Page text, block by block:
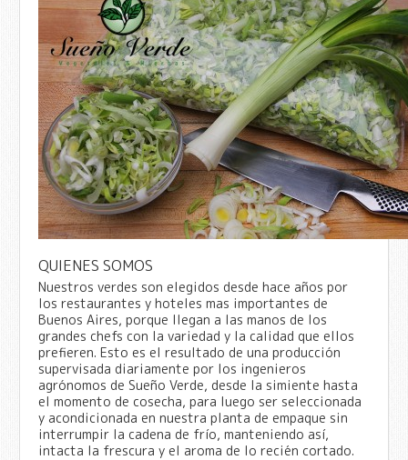
QUIENES SOMOS
Nuestros verdes son elegidos desde hace años por
los restaurantes y hoteles mas importantes de
Buenos Aires, porque llegan a las manos de los
grandes chefs con la variedad y la calidad que ellos
prefieren. Esto es el resultado de una producción
supervisada diariamente por los ingenieros
agrónomos de Sueño Verde, desde la simiente hasta
el momento de cosecha, para luego ser seleccionada
y acondicionada en nuestra planta de empaque sin
interrumpir la cadena de frío, manteniendo así,
intacta la frescura y el aroma de lo recién cortado.